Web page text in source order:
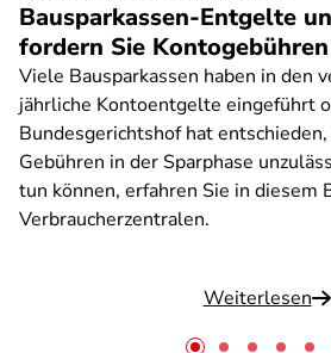
Bausparkassen-Entgelte
fordern Sie
Viele Bausparkassen haben in den
jährliche Kontoentgelte eingeführt
Bundesgerichtshof hat
Gebühren in der Sparphase
tun können, erfahren Sie in diesem
Verbraucherzentralen.
Weiterlesen